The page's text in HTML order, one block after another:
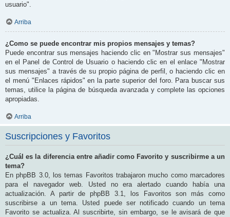
usuario".
Arriba
¿Como se puede encontrar mis propios mensajes y temas?
Puede encontrar sus mensajes haciendo clic en "Mostrar sus mensajes"
en el Panel de Control de Usuario o haciendo clic en el enlace "Mostrar
sus mensajes" a través de su propio página de perfil, o haciendo clic en
el menú "Enlaces rápidos" en la parte superior del foro. Para buscar sus
temas, utilice la página de búsqueda avanzada y complete las opciones
apropiadas.
Arriba
Suscripciones y Favoritos
¿Cuál es la diferencia entre añadir como Favorito y suscribirme a un
tema?
En phpBB 3.0, los temas Favoritos trabajaron mucho como marcadores
para el navegador web. Usted no era alertado cuando había una
actualización. A partir de phpBB 3.1, los Favoritos son más como
suscribirse a un tema. Usted puede ser notificado cuando un tema
Favorito se actualiza. Al suscribirte, sin embargo, se le avisará de que